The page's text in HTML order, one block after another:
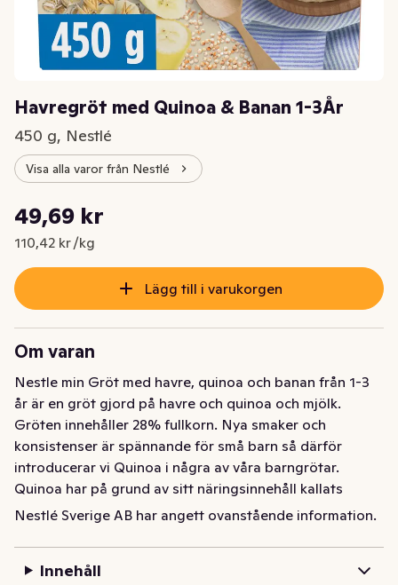
Havregröt med Quinoa & Banan 1-3År
450 g, Nestlé
Visa alla varor från Nestlé
Nuvarande pris är: 49,69 kr
49,69 kr
110,42 kr /kg
Styckpris: 110,42 kr /kg
Lägg till i varukorgen
Om varan
Nestle min Gröt med havre, quinoa och banan från 1-3
år är en gröt gjord på havre och quinoa och mjölk.
Gröten innehåller 28% fullkorn. Nya smaker och
konsistenser är spännande för små barn så därför
introducerar vi Quinoa i några av våra barngrötar.
Quinoa har på grund av sitt näringsinnehåll kallats
”moder till alla sädeslag”. Fröna är glutenfria, packade
En portion gröt är en bra källa till viktiga näringsämnen,
eftersom den innehåller järn som är viktigt för barns
Nestlé Sverige AB har angett ovanstående information.
Innehåll